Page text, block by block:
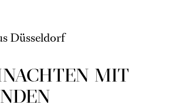
Düsseldorf
MIT